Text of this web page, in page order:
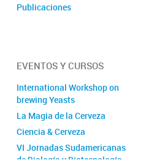
Publicaciones
EVENTOS Y CURSOS
International Workshop on
brewing Yeasts
La Magia de la Cerveza
Ciencia & Cerveza
VI Jornadas Sudamericanas